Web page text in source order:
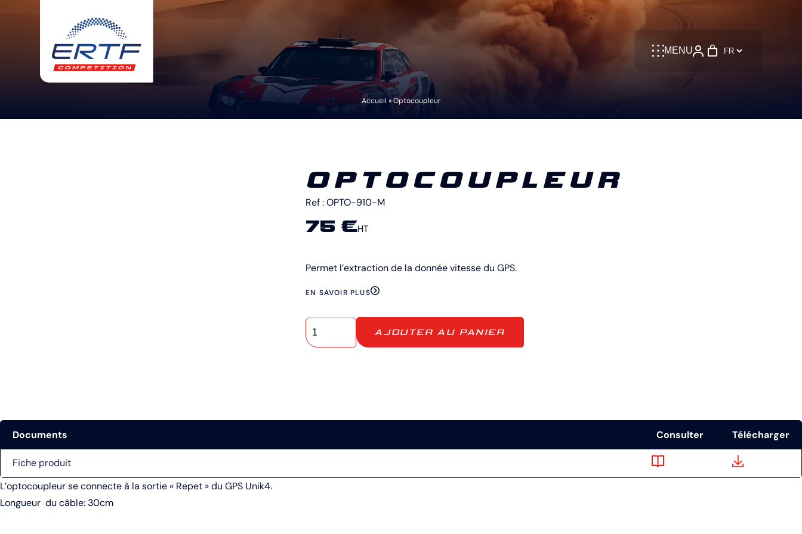
MENU Language
Accueil »Optocoupleur
OPTOCOUPLEUR
Ref :OPTO-910-M
75 €HT
Permet l’extraction de la donnée vitesse du GPS.
EN SAVOIR PLUS
AJOUTER AU PANIER
Documents Consulter Télécharger
Fiche produit
L’optocoupleur se connecte à la sortie « Repet » du GPS Unik4.
Longueur du câble: 30cm